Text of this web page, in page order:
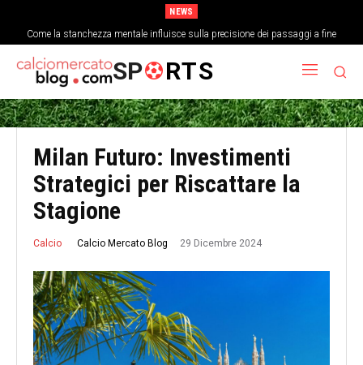
NEWS
Come la stanchezza mentale influisce sulla precisione dei passaggi a fine
partita
SP RTS
Milan Futuro: Investimenti
Strategici per Riscattare la
Stagione
Calcio Calcio Mercato Blog 29 Dicembre 2024